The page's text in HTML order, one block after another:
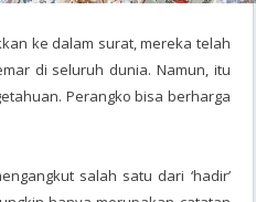
ke dalam surat, mereka telah
di seluruh dunia. Namun, itu
Perangko bisa berharga
salah satu dari ‘hadir’